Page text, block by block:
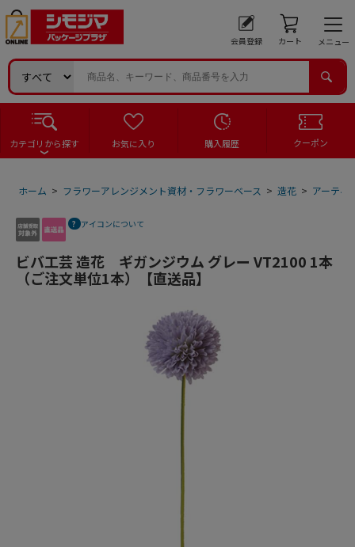
会員登録 カート メニュー
カテゴリから探す お気に入り 購入履歴 クーポン
ホーム > フラワーアレンジメント資材・フラワーベース > 造花 > アーティ
アイコンについて
ビバ工芸 造花 ギガンジウム グレー VT2100 1本
（ご注文単位1本）【直送品】